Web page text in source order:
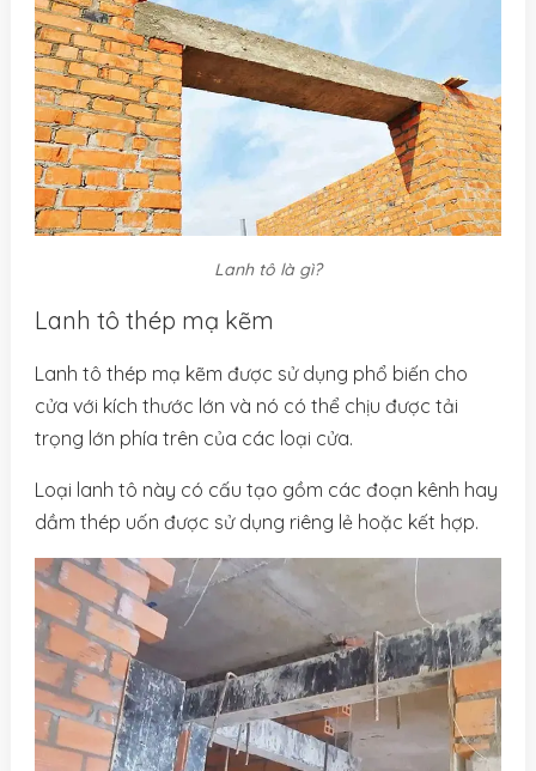
Lanh tô là gì?
Lanh tô thép mạ kẽm
Lanh tô thép mạ kẽm được sử dụng phổ biến cho
cửa với kích thước lớn và nó có thể chịu được tải
trọng lớn phía trên của các loại cửa.
Loại lanh tô này có cấu tạo gồm các đoạn kênh hay
dầm thép uốn được sử dụng riêng lẻ hoặc kết hợp.